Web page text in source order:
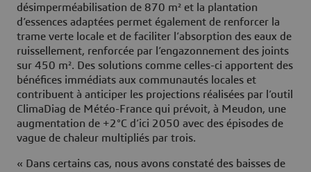
désimperméabilisation de 870 m² et la plantation
d’essences adaptées permet également de renforcer la
trame verte locale et de faciliter l’absorption des eaux de
ruissellement, renforcée par l’engazonnement des joints
sur 450 m². Des solutions comme celles-ci apportent des
bénéfices immédiats aux communautés locales et
contribuent à anticiper les projections réalisées par l’outil
ClimaDiag de Météo-France qui prévoit, à Meudon, une
augmentation de +2°C d’ici 2050 avec des épisodes de
vague de chaleur multipliés par trois.
« Dans certains cas, nous avons constaté des baisses de